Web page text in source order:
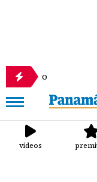
El
videos